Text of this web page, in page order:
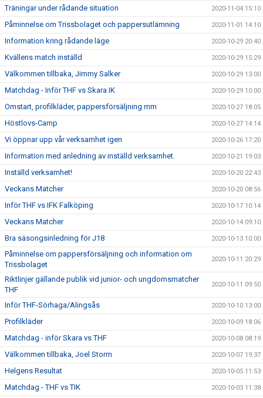
Träningar under rådande situation 2020-11-04 15:10
Påminnelse om Trissbolaget och pappersutlämning 2020-11-01 14:10
Information kring rådande läge 2020-10-29 20:40
Kvällens match inställd 2020-10-29 15:29
Välkommen tillbaka, Jimmy Salker 2020-10-29 13:00
Matchdag - Inför THF vs Skara IK 2020-10-29 10:00
Omstart, profilkläder, pappersförsäljning mm 2020-10-27 18:05
Höstlovs-Camp 2020-10-27 14:14
Vi öppnar upp vår verksamhet igen 2020-10-26 17:20
Information med anledning av inställd verksamhet. 2020-10-21 19:03
Inställd verksamhet! 2020-10-20 22:43
Veckans Matcher 2020-10-20 08:56
Inför THF vs IFK Falköping 2020-10-17 10:14
Veckans Matcher 2020-10-14 09:10
Bra säsongsinledning för J18 2020-10-13 10:00
Påminnelse om pappersförsäljning och information om
Trissbolaget
2020-10-11 20:29
Riktlinjer gällande publik vid junior- och ungdomsmatcher
THF
2020-10-11 09:50
Inför THF-Sörhaga/Alingsås 2020-10-10 13:00
Profilkläder 2020-10-09 18:06
Matchdag - inför Skara vs THF 2020-10-08 08:19
Välkommen tillbaka, Joel Storm 2020-10-07 19:37
Helgens Resultat 2020-10-05 11:53
Matchdag - THF vs TIK 2020-10-03 11:38